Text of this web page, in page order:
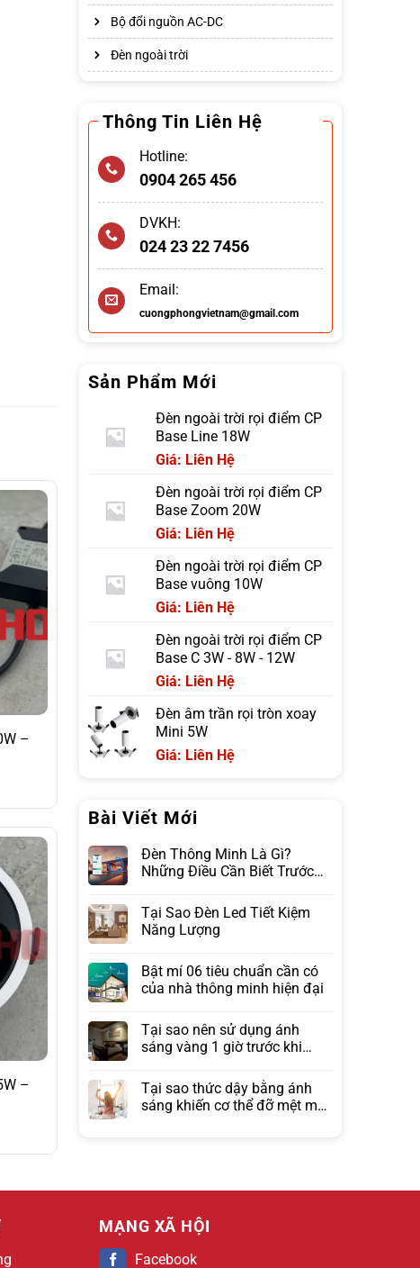
–
–
Bộ đổi nguồn AC-DC
Đèn ngoài trời
Thông Tin Liên Hệ
Hotline:
0904 265 456
DVKH:
024 23 22 7456
Email:
cuongphongvietnam@gmail.com
Sản Phẩm Mới
Đèn ngoài trời rọi điểm CP
Base Line 18W
Giá: Liên Hệ
Đèn ngoài trời rọi điểm CP
Base Zoom 20W
Giá: Liên Hệ
Đèn ngoài trời rọi điểm CP
Base vuông 10W
Giá: Liên Hệ
Đèn ngoài trời rọi điểm CP
Base C 3W - 8W - 12W
Giá: Liên Hệ
Đèn âm trần rọi tròn xoay
Mini 5W
Giá: Liên Hệ
Bài Viết Mới
Đèn Thông Minh Là Gì?
Những Điều Cần Biết Trước
Tại Sao Đèn Led Tiết Kiệm
Năng Lượng
Bật mí 06 tiêu chuẩn cần có
của nhà thông minh hiện đại
Tại sao nên sử dụng ánh
sáng vàng 1 giờ trước khi
Tại sao thức dậy bằng ánh
sáng khiến cơ thể đỡ mệt mỏi
MẠNG XÃ HỘI
Facebook